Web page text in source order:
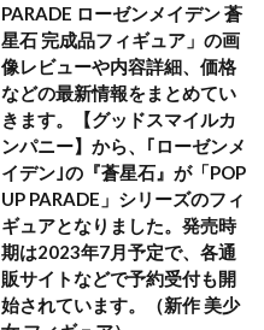
PARADE ローゼンメイデン 蒼
星石 完成品フィギュア」の画
像レビューや内容詳細、価格
などの最新情報をまとめてい
きます。【グッドスマイルカ
ンパニー】から、｢ローゼンメ
イデン｣の『蒼星石』が「POP
UP PARADE」シリーズのフィ
ギュアとなりました。発売時
期は2023年7月予定で、各通
販サイトなどで予約受付も開
始されています。（新作 美少